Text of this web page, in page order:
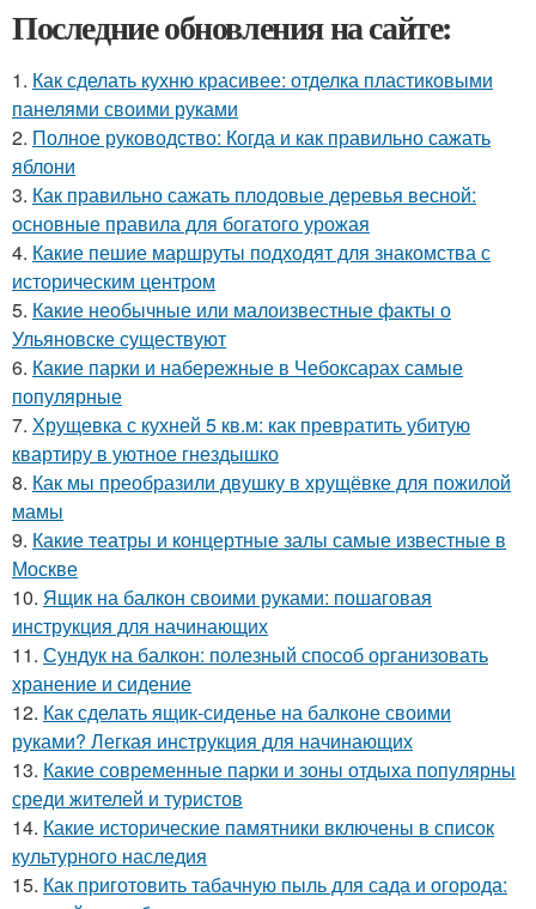
Последние обновления на сайте:
1. Как сделать кухню красивее: отделка пластиковыми
панелями своими руками
2. Полное руководство: Когда и как правильно сажать
яблони
3. Как правильно сажать плодовые деревья весной:
основные правила для богатого урожая
4. Какие пешие маршруты подходят для знакомства с
историческим центром
5. Какие необычные или малоизвестные факты о
Ульяновске существуют
6. Какие парки и набережные в Чебоксарах самые
популярные
7. Хрущевка с кухней 5 кв.м: как превратить убитую
квартиру в уютное гнездышко
8. Как мы преобразили двушку в хрущёвке для пожилой
мамы
9. Какие театры и концертные залы самые известные в
Москве
10. Ящик на балкон своими руками: пошаговая
инструкция для начинающих
11. Сундук на балкон: полезный способ организовать
хранение и сидение
12. Как сделать ящик-сиденье на балконе своими
руками? Легкая инструкция для начинающих
13. Какие современные парки и зоны отдыха популярны
среди жителей и туристов
14. Какие исторические памятники включены в список
культурного наследия
15. Как приготовить табачную пыль для сада и огорода: